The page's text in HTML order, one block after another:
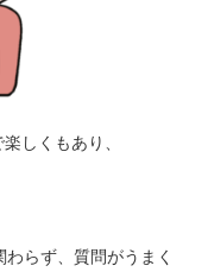
しくもあり、
らず、質問がうまく